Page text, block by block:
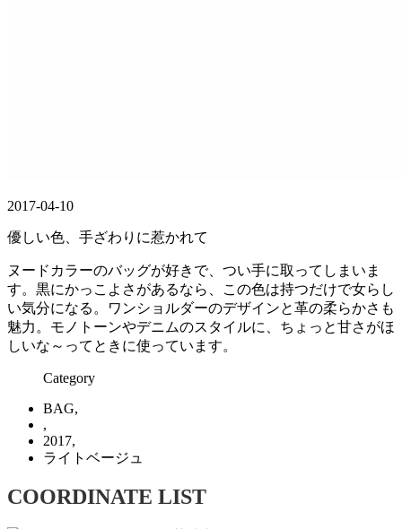
2017-04-10
優しい色、手ざわりに惹かれて
ヌードカラーのバッグが好きで、つい手に取ってしまいま
す。黒にかっこよさがあるなら、この色は持つだけで女らし
い気分になる。ワンショルダーのデザインと革の柔らかさも
魅力。モノトーンやデニムのスタイルに、ちょっと甘さがほ
しいな～ってときに使っています。
Category
BAG,
,
2017,
ライトベージュ
COORDINATE LIST